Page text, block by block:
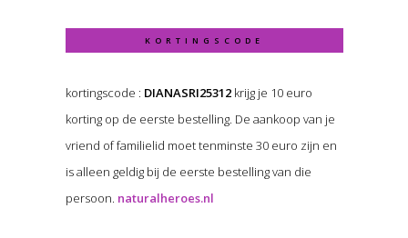
KORTINGSCODE
kortingscode : DIANASRI25312krijg je 10 euro
korting op de eerste bestelling. De aankoop van je
vriend of familielid moet tenminste 30 euro zijn en
is alleen geldig bij de eerste bestelling van die
persoon. naturalheroes.nl